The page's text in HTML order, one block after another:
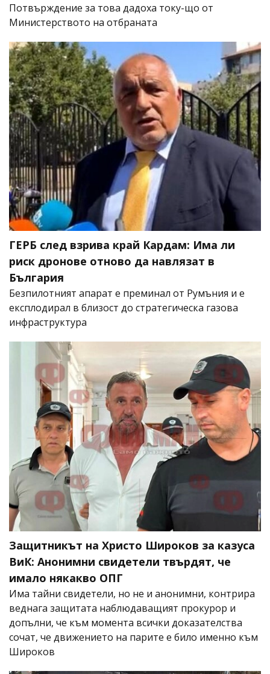
Потвърждение за това дадоха току-що от
Министерството на отбраната
ГЕРБ след взрива край Кардам: Има ли
риск дронове отново да навлязат в
България
Безпилотният апарат е преминал от Румъния и е
експлодирал в близост до стратегическа газова
инфраструктура
Защитникът на Христо Широков за казуса
ВиК: Анонимни свидетели твърдят, че
имало някакво ОПГ
Има тайни свидетели, но не и анонимни, контрира
веднага защитата наблюдаващият прокурор и
допълни, че към момента всички доказателства
сочат, че движението на парите е било именно към
Широков